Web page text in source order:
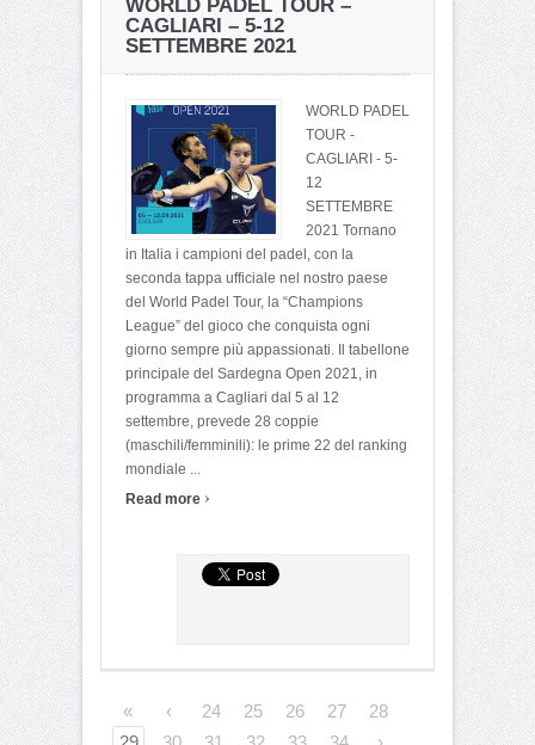
WORLD PADEL TOUR –
CAGLIARI – 5-12
SETTEMBRE 2021
WORLD PADEL
TOUR -
CAGLIARI - 5-
12
SETTEMBRE
2021 Tornano
in Italia i campioni del padel, con la
seconda tappa ufficiale nel nostro paese
del World Padel Tour, la “Champions
League” del gioco che conquista ogni
giorno sempre più appassionati. Il tabellone
principale del Sardegna Open 2021, in
programma a Cagliari dal 5 al 12
settembre, prevede 28 coppie
(maschili/femminili): le prime 22 del ranking
mondiale ...
Read more ›
« ‹ 24 25 26 27
28